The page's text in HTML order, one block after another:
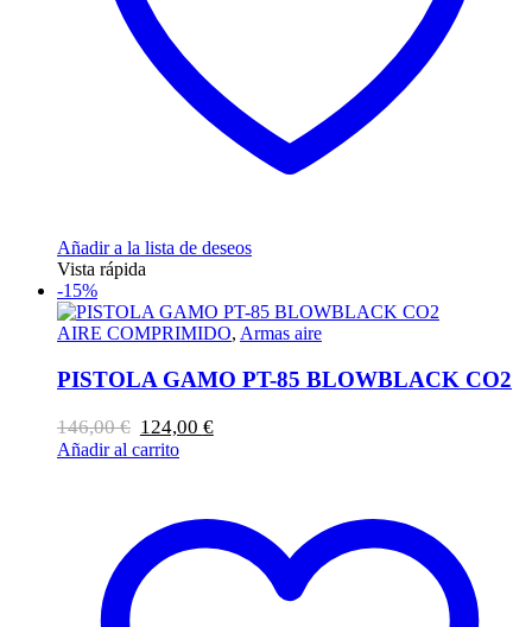
Añadir a la lista de deseos
Vista rápida
-15%
AIRE COMPRIMIDO, Armas aire
PISTOLA GAMO PT-85 BLOWBLACK CO2
146,00€ El
precio
124,00 €El
Añadir al carrito